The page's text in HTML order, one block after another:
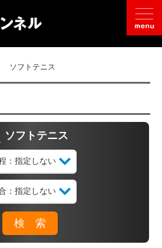
公式SNS
ソフトテニス
ソフトテニス